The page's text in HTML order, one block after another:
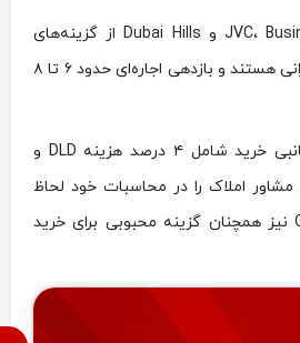
مناطقی مانند JVC، Business Bay و Dubai Hills از گزینه‌های
محبوب سرمایه‌گذاران ایرانی هستند و بازدهی اجاره‌ای حدود ۶ تا ۸
هزینه‌های جانبی خرید شامل ۴ درصد هزینه DLD و
مشاور املاک را در محاسبات خود لحاظ
کنید. پروژه‌های Off-Plan نیز همچنان گزینه محبوبی برای خرید